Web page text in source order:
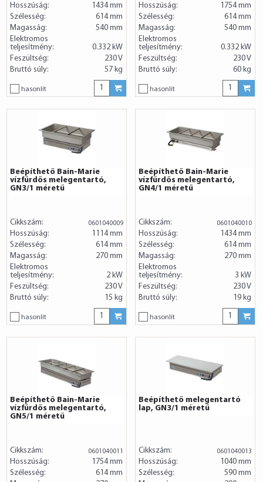
Hosszúság:
1434 mm
Szélesség:
614 mm
Magasság:
540 mm
Elektromos
teljesítmény:
0.332 kW
Feszültség:
230 V
Bruttó súly:
57 kg
hasonlít
Hosszúság:
1754 mm
Szélesség:
614 mm
Magasság:
540 mm
Elektromos
teljesítmény:
0.332 kW
Feszültség:
230 V
Bruttó súly:
60 kg
hasonlít
Beépíthető Bain-Marie
vízfűrdős melegentartó,
GN3/1 méretű
Cikkszám: 0601040009
Hosszúság:
1114 mm
Szélesség:
614 mm
Magasság:
270 mm
Elektromos
teljesítmény:
2 kW
Feszültség:
230 V
Bruttó súly:
15 kg
hasonlít
Beépíthető Bain-Marie
vízfűrdős melegentartó,
GN4/1 méretű
Cikkszám: 0601040010
Hosszúság:
1434 mm
Szélesség:
614 mm
Magasság:
270 mm
Elektromos
teljesítmény:
3 kW
Feszültség:
230 V
Bruttó súly:
19 kg
hasonlít
Beépíthető Bain-Marie
vízfűrdős melegentartó,
GN5/1 méretű
Cikkszám: 0601040011
Hosszúság:
1754 mm
Szélesség:
614 mm
Beépíthető melegentartó
lap, GN3/1 méretű
Cikkszám: 0601040013
Hosszúság:
1040 mm
Szélesség:
590 mm